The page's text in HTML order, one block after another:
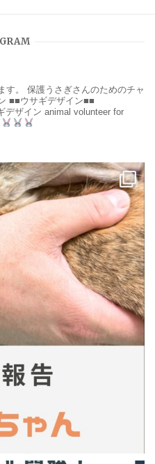
す。
保護うさぎさんのためのチャ
■■ウサギデザイン■■
デザイン animal volunteer for